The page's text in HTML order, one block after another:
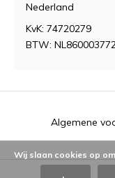
Nederland
KvK: 74720279
BTW:
Algemene
Wij slaan cookies op